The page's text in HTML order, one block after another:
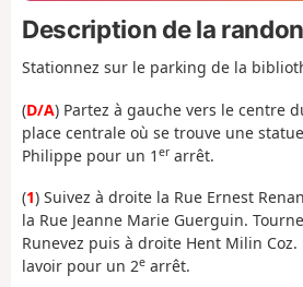
Description de la
Stationnez sur le parking de la
(D/A) Partez à gauche vers le centre
place centrale où se trouve une
Philippe pour un 1 er arrêt.
(1) Suivez à droite la Rue Ernest
la Rue Jeanne Marie Guerguin.
Runevez puis à droite Hent Milin
lavoir pour un 2e arrêt.